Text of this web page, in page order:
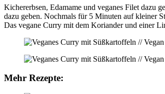
Kichererbsen, Edamame und veganes Filet dazu
dazu geben. Nochmals für 5 Minuten auf kleiner
Das vegane Curry mit dem Koriander und einer
Mehr Rezepte: